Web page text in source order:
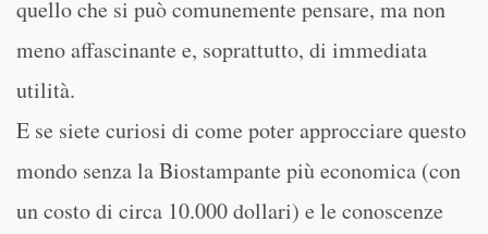
quello che si può comunemente pensare, ma non
meno affascinante e, soprattutto, di immediata
utilità.
E se siete curiosi di come poter approcciare questo
mondo senza la Biostampante più economica (con
un costo di circa 10.000 dollari) e le conoscenze